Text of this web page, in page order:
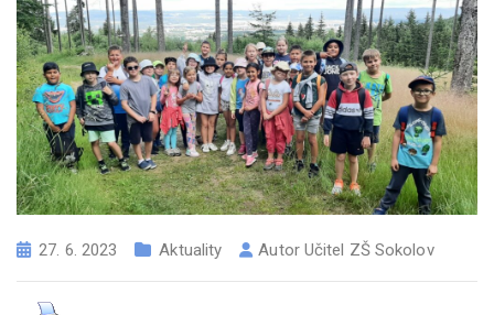
27. 6. 2023 Aktuality Autor Učitel ZŠ Sokolov